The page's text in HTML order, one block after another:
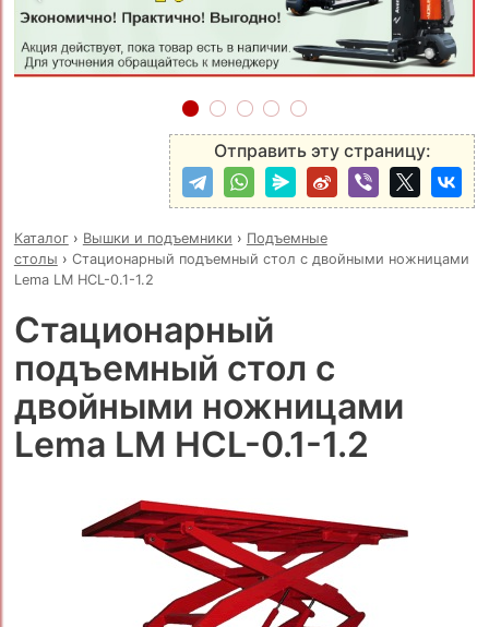
Отправить эту страницу:
Каталог› Вышки и подъемники › Подъемные
столы › Стационарный подъемный стол с двойными ножницами
Lema LM HCL-0.1-1.2
Стационарный
подъемный стол с
двойными ножницами
Lema LM HCL-0.1-1.2